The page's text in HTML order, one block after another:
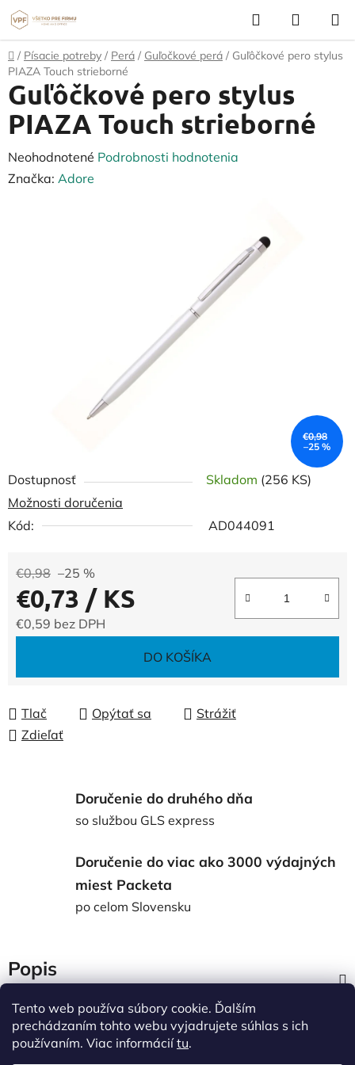
Tento web používa súbory cookie. Ďalším
prechádzaním tohto webu vyjadrujete súhlas s ich
používaním. Viac informáciítu.
Prejsť
na
obsah
Hľadať
KOŠÍK
Domov
/ Písacie potreby / Perá / Guľočkové perá / Guľôčkové pero stylus
PIAZA Touch strieborné
Dostupnosť Skladom (256 KS)
Možnosti doručenia
Kód:
AD044091
€0,98 –25 %
€0,73 / KS
€0,59 bez DPH
DO KOŠÍKA
Tlač Opýtať sa
Strážiť
Zdieľať
Guľôčkové pero stylus
PIAZA Touch strieborné
Priemerné
hodnotenie
Neohodnotené Podrobnosti hodnotenia
Značka: Adore
€0,98
–25 %
Doručenie do druhého dňa
so službou GLS express
Doručenie do viac ako 3000 výdajných
miest Packeta
po celom Slovensku
Popis
Diskusia